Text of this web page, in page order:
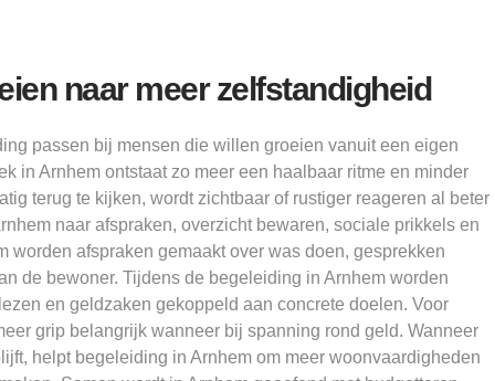
naar meer zelfstandigheid
passen bij mensen die willen groeien vanuit een eigen
in Arnhem ontstaat zo meer een haalbaar ritme en minder
terug te kijken, wordt zichtbaar of rustiger reageren al beter
naar afspraken, overzicht bewaren, sociale prikkels en
worden afspraken gemaakt over was doen, gesprekken
de bewoner. Tijdens de begeleiding in Arnhem worden
en geldzaken gekoppeld aan concrete doelen. Voor
grip belangrijk wanneer bij spanning rond geld. Wanneer
helpt begeleiding in Arnhem om meer woonvaardigheden